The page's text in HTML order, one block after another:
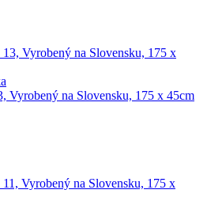
na Slovensku, 175 x 45cm